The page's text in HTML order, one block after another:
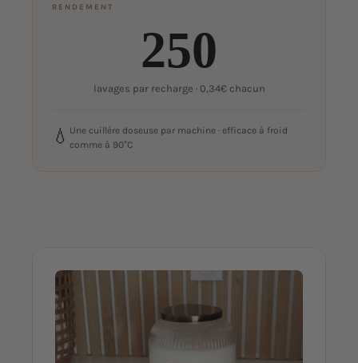
RENDEMENT
250
lavages par recharge · 0,34€ chacun
💧 Une cuillère doseuse par machine · efficace à froid
comme à 90°C